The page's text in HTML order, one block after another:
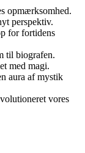
opmærksomhed.
perspektiv.
for fortidens
til biografen.
med magi.
aura af mystik
vores